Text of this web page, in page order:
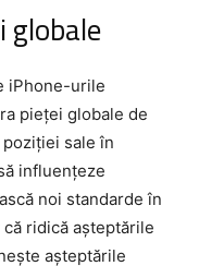
globale
iPhone-urile
pieței globale de
sale în
influențeze
noi standarde în
ridică așteptările
așteptările